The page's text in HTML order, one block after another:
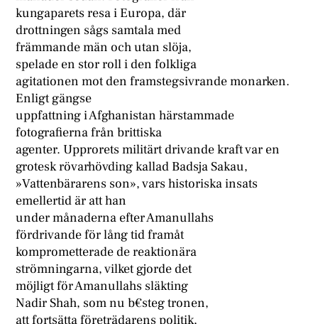
kungaparets resa i Europa, där
drottningen sågs samtala med
främmande män och utan slöja,
spelade en stor roll i den folkliga
agitationen mot den framstegsivrande monarken.
Enligt gängse
uppfattning i Afghanistan härstammade
fotografierna från brittiska
agenter. Upprorets militärt drivande kraft var en
grotesk rövarhövding kallad Badsja Sakau,
»Vattenbärarens son», vars historiska insats
emellertid är att han
under månaderna efter Amanullahs
fördrivande för lång tid framåt
komprometterade de reaktionära
strömningarna, vilket gjorde det
möjligt för Amanullahs släkting
Nadir Shah, som nu b€steg tronen,
att fortsätta företrädarens politik,